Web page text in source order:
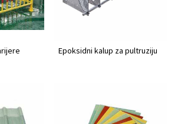
Epoksidni kalup za pultruziju